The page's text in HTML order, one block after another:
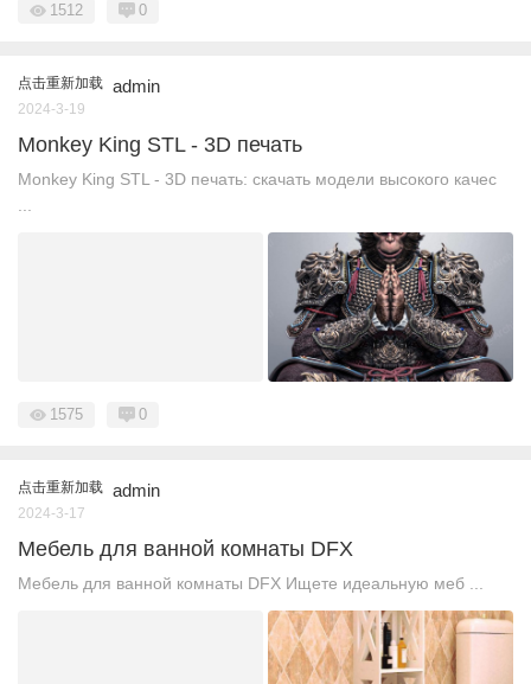
1512 0
点击重新加载 admin
2024-3-19
Monkey King STL - 3D печать
Monkey King STL - 3D печать: скачать модели высокого качес
1575 0
点击重新加载 admin
2024-3-17
Мебель для ванной комнаты DFX
Мебель для ванной комнаты DFX Ищете идеальную меб ...